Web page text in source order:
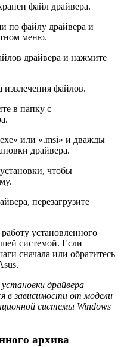
файл драйвера.
по файлу драйвера и
меню.
драйвера и нажмите
извлечения файлов.
в папку с
или «.msi» и дважды
драйвера.
чтобы
перезагрузите
установленного
системой. Если
сначала или обратитесь
драйвера
в зависимости от модели
системы Windows
архива